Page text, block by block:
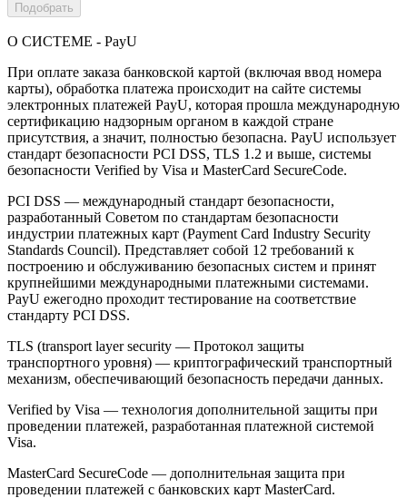
Подобрать
О СИСТЕМЕ - PayU
При оплате заказа банковской картой (включая ввод номера
карты), обработка платежа происходит на сайте системы
электронных платежей PayU, которая прошла международную
сертификацию надзорным органом в каждой стране
присутствия, а значит, полностью безопасна. PayU использует
стандарт безопасности PCI DSS, TLS 1.2 и выше, системы
безопасности Verified by Visa и MasterCard SecureCode.
PCI DSS — международный стандарт безопасности,
разработанный Советом по стандартам безопасности
индустрии платежных карт (Payment Card Industry Security
Standards Council). Представляет собой 12 требований к
построению и обслуживанию безопасных систем и принят
крупнейшими международными платежными системами.
PayU ежегодно проходит тестирование на соответствие
стандарту PCI DSS.
TLS (transport layer security — Протокол защиты
транспортного уровня) — криптографический транспортный
механизм, обеспечивающий безопасность передачи данных.
Verified by Visa — технология дополнительной защиты при
проведении платежей, разработанная платежной системой
Visa.
MasterCard SecureCode — дополнительная защита при
проведении платежей с банковских карт MasterCard.